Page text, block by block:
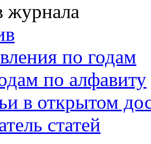
журнала
по годам
по алфавиту
в открытом
статей